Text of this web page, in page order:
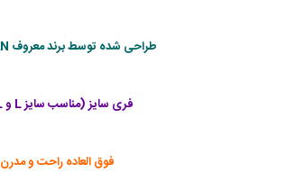
طراحی شده توسط برند معروف JORDAN
فری سایز (مناسب سایز L و XL)
فوق العاده راحت و مدرن